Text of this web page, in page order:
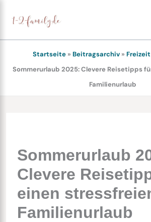
Inhalt
springen
Startseite » Beitragsarchiv »
Sommerurlaub 2025: Clevere Reisetipps
Familienurlaub
Sommerurlaub
Clevere
einen
Familienurlaub